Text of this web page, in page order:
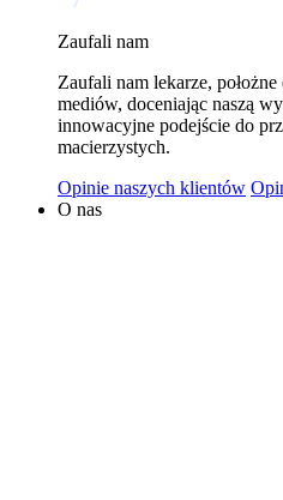
siedzibą w Warszawie.
danych mogą być także nasi
temat wykorzystywanych
znajduje się wPolityce
Zaufali nam
Zaufali nam lekarze,
mediów, doceniając naszą
innowacyjne podejście do
macierzystych.
Opinie naszych klientów
O nas